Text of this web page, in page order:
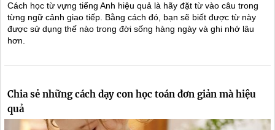
Cách học từ vựng tiếng Anh hiệu quả là hãy đặt từ vào câu trong
từng ngữ cảnh giao tiếp. Bằng cách đó, bạn sẽ biết được từ này
được sử dụng thế nào trong đời sống hàng ngày và ghi nhớ lâu
hơn.
Chia sẻ những cách dạy con học toán đơn giản mà hiệu
quả